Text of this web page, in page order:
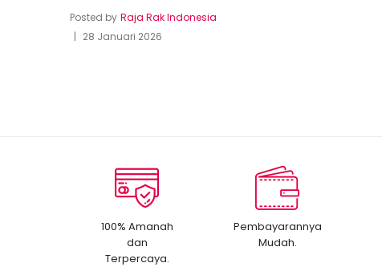
Posted by Raja Rak Indonesia
28 Januari 2026
100% Amanah
dan
Terpercaya.
Pembayarannya
Mudah.